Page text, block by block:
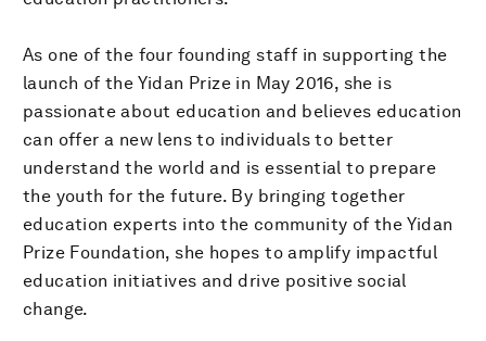
As one of the four founding staff in supporting the
launch of the Yidan Prize in May 2016, she is
passionate about education and believes education
can offer a new lens to individuals to better
understand the world and is essential to prepare
the youth for the future. By bringing together
education experts into the community of the Yidan
Prize Foundation, she hopes to amplify impactful
education initiatives and drive positive social
change.